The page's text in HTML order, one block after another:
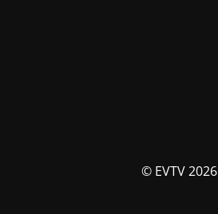
© EVTV 2026